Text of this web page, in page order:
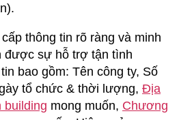
thông tin rõ ràng và minh
được sự hỗ trợ tận tình
bao gồm: Tên công ty, Số
tổ chức & thời lượng, Địa
building mong muốn, Chương